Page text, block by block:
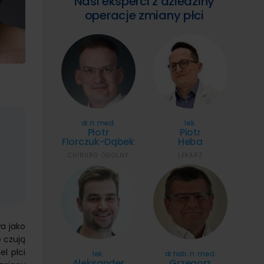
jako
czują
płci
operacje zmiany płci
dr n. med.
Piotr
Florczuk-Dąbek
lek.
Piotr
Heba
lek. dr hab. n. med.